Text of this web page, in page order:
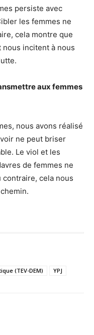
persiste avec
les femmes ne
cela montre que
nous incitent à nous
aux femmes
nous avons réalisé
ne peut briser
Le viol et les
de femmes ne
contraire, cela nous
(TEV-DEM)
YPJ